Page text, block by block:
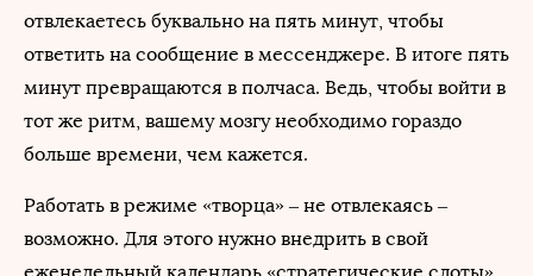
отвлекаетесь буквально на пять минут, чтобы
ответить на сообщение в мессенджере. В итоге пять
минут превращаются в полчаса. Ведь, чтобы войти в
тот же ритм, вашему мозгу необходимо гораздо
больше времени, чем кажется.
Работать в режиме «творца» – не отвлекаясь –
возможно. Для этого нужно внедрить в свой